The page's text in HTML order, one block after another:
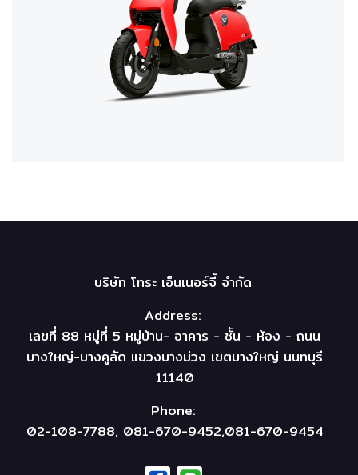
บริษัท โทระ เอ็นเนอร์จี้ จำกัด
Address:
เลขที่ 88 หมู่ที่ 5 หมู่บ้าน- อาคาร - ชั้น - ห้อง - ถนน
บางใหญ่-บางคูลัด แขวงบางม่วง เขตบางใหญ่ นนทบุรี
11140
Phone:
02-108-7788, 081-670-9452,081-670-9454